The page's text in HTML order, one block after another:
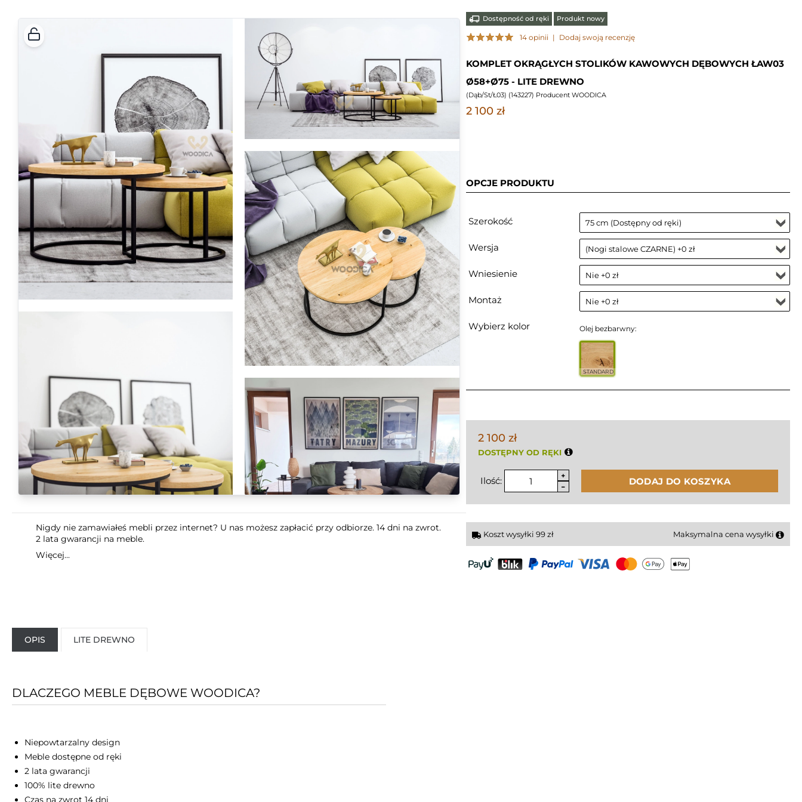
Nigdy nie zamawiałeś mebli przez internet? U nas możesz zapłacić przy odbiorze. 14 dni na zwrot.
2 lata gwarancji na meble.
Więcej...
Dostępność od ręki Produkt nowy
14 opinii | Dodaj swoją recenzję
KOMPLET OKRĄGŁYCH STOLIKÓW KAWOWYCH DĘBOWYCH ŁAW03
Ø58+Ø75 - LITE DREWNO
(Dąb/St/Ł03) (143227) Producent WOODICA
2 100 zł
OPCJE PRODUKTU
Szerokość
Wersja
Wniesienie
Montaż
Wybierz kolor Olej bezbarwny:
STANDARD
2 100 zł
DOSTĘPNY OD RĘKI
Ilość: DODAJ DO KOSZYKA
Koszt wysyłki 99zł Maksymalna cena wysyłki
OPIS LITE DREWNO
DLACZEGO MEBLE DĘBOWE WOODICA?
Niepowtarzalny design
Meble dostępne od ręki
2 lata gwarancji
100% lite drewno
Czas na zwrot 14 dni